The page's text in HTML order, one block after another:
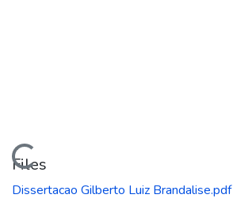
Files
Dissertacao Gilberto Luiz Brandalise.pdf